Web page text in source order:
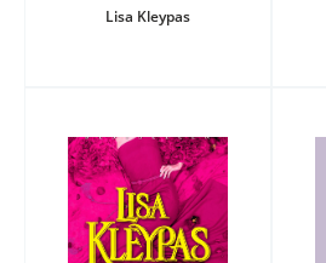
Lisa Kleypas